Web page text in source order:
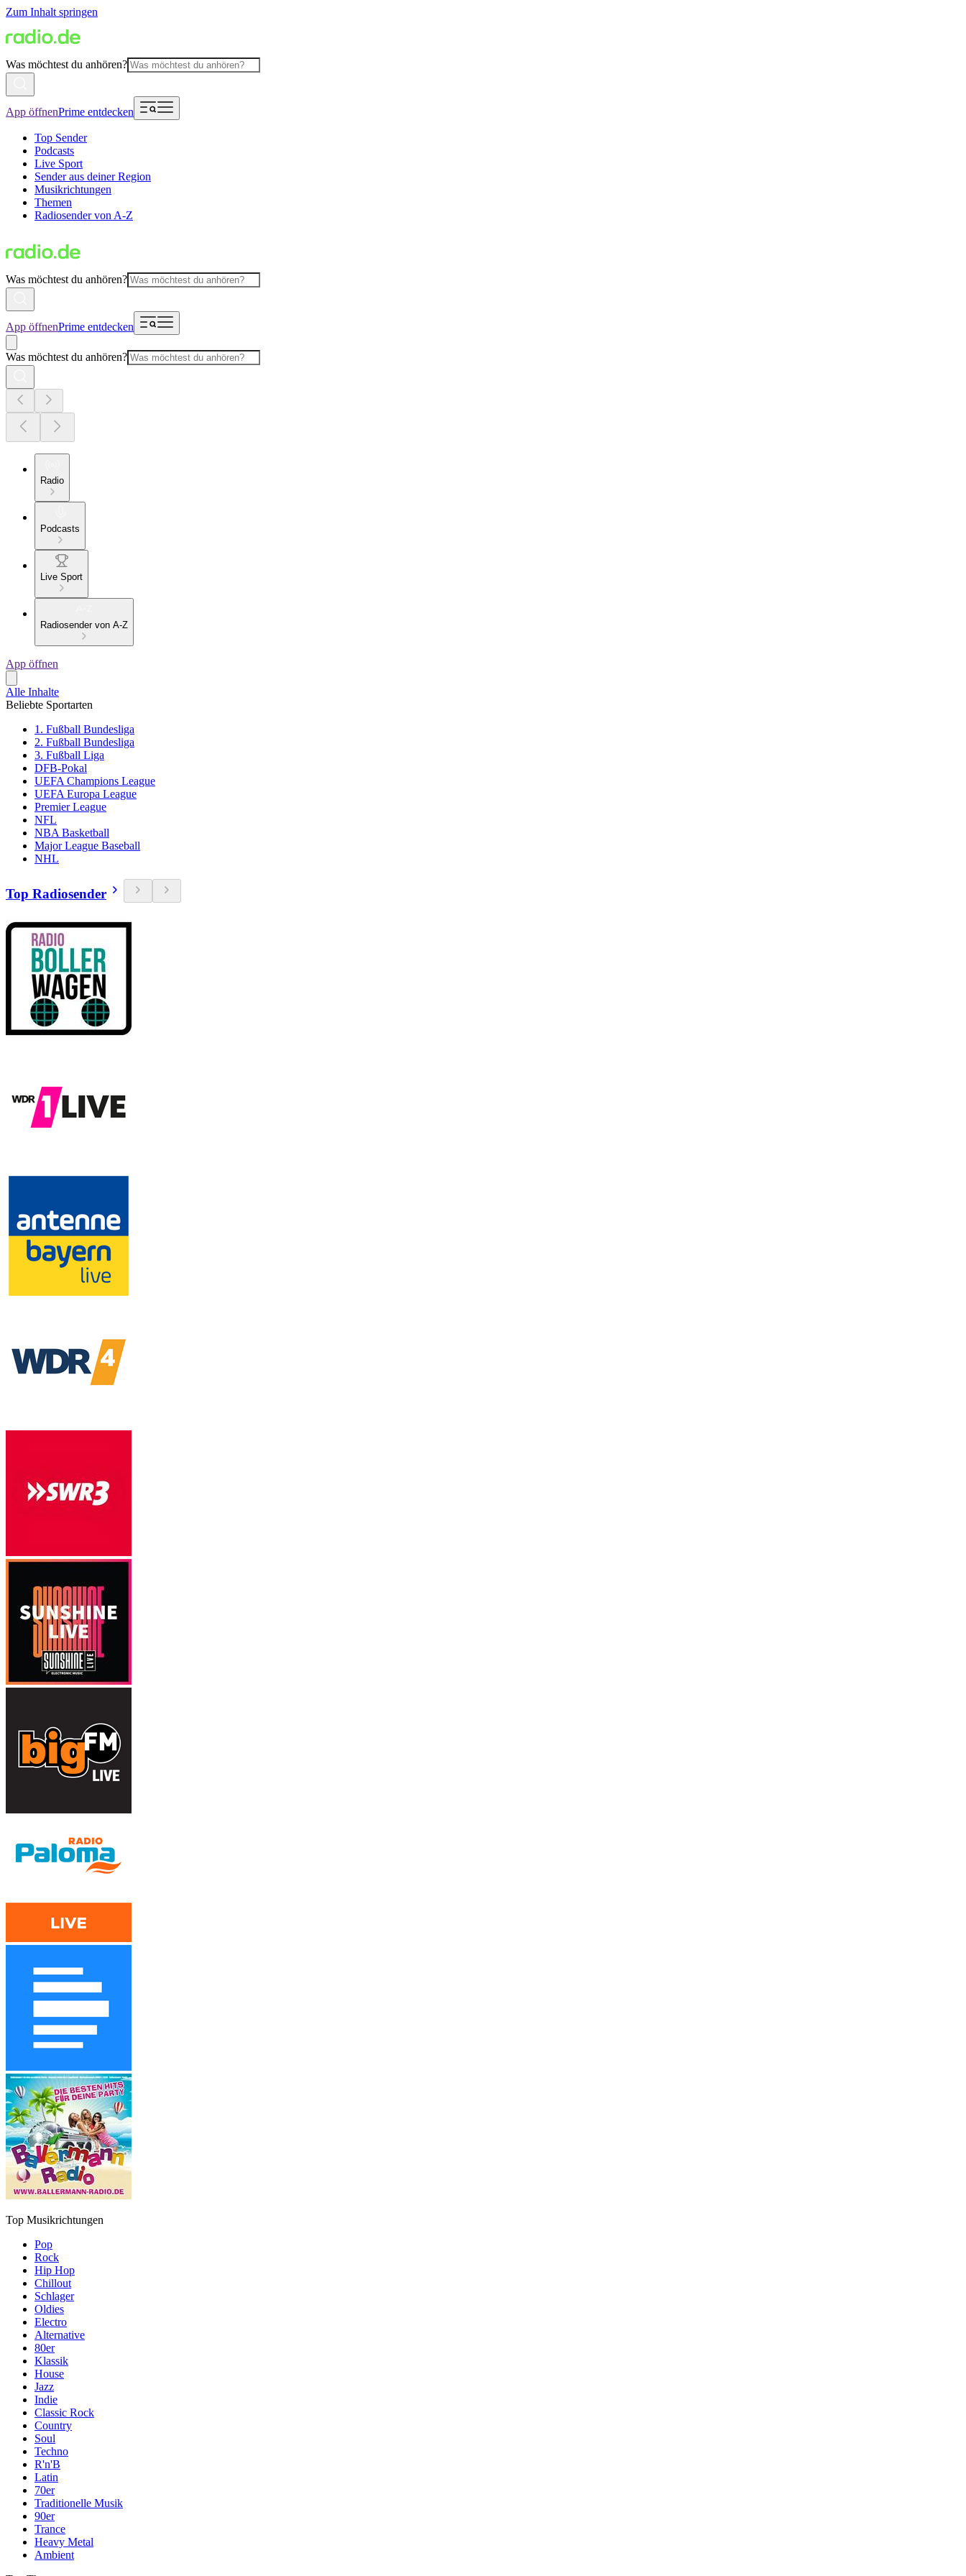
Zum Inhalt springen
Was möchtest du anhören?
App öffnenPrime entdecken
Top Sender
Podcasts
Live Sport
Sender aus deiner Region
Musikrichtungen
Themen
Radiosender von A-Z
Was möchtest du anhören?
App öffnenPrime entdecken
Was möchtest du anhören?
Radio
Podcasts
Live Sport
Radiosender von A-Z
App öffnen
Alle Inhalte
Beliebte Sportarten
1. Fußball Bundesliga
2. Fußball Bundesliga
3. Fußball Liga
DFB-Pokal
UEFA Champions League
UEFA Europa League
Premier League
NFL
NBA Basketball
Major League Baseball
NHL
Top Radiosender
Top Musikrichtungen
Pop
Rock
Hip Hop
Chillout
Schlager
Oldies
Electro
Alternative
80er
Klassik
House
Jazz
Indie
Classic Rock
Country
Soul
Techno
R'n'B
Latin
70er
Traditionelle Musik
90er
Trance
Heavy Metal
Ambient